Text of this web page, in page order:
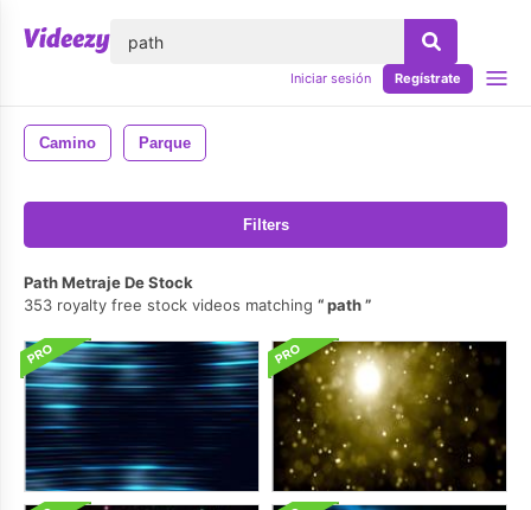
Iniciar sesión Regístrate
Camino Parque
Filters
Path Metraje De Stock
353 royalty free stock videos matching
path